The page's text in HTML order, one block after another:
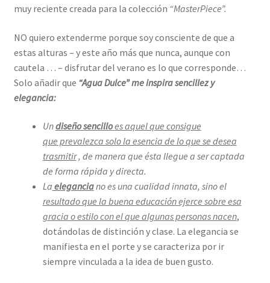
muy reciente creada para la colección “MasterPiece”.
NO quiero extenderme porque soy consciente de que a
estas alturas – y este año más que nunca, aunque con
cautela … – disfrutar del verano es lo que corresponde…
Solo añadir que “Agua Dulce”me inspira sencillez y
elegancia:
Undiseño sencilloes aquel que consigue
que prevalezca solo la esencia de lo que se desea
trasmitir, de manera que ésta llegue a ser captada
de forma rápida y directa.
La eleganciano es una cualidad innata, sino el
resultado que la buena educación ejerce sobre esa
gracia o estilo con el que algunas personas nacen,
dotándolas de distinción y clase. La elegancia se
manifiesta en el porte y se caracteriza por ir
siempre vinculada a la idea de buen gusto.